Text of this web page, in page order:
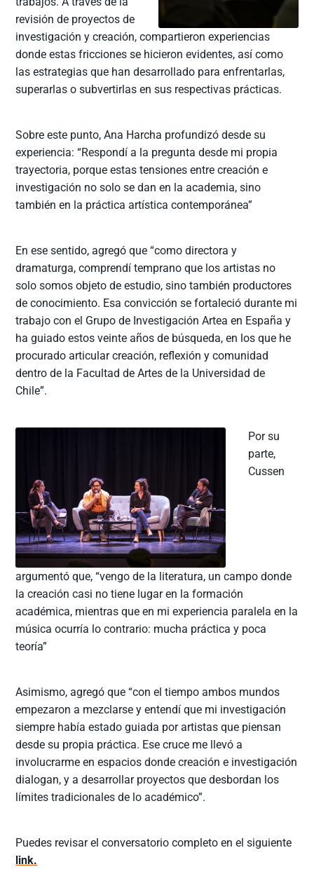
revisión de proyectos de
investigación y creación, compartieron experiencias
donde estas fricciones se hicieron evidentes, así como
las estrategias que han desarrollado para enfrentarlas,
superarlas o subvertirlas en sus respectivas prácticas.
Sobre este punto, Ana Harcha profundizó desde su
experiencia: “Respondí a la pregunta desde mi propia
trayectoria, porque estas tensiones entre creación e
investigación no solo se dan en la academia, sino
también en la práctica artística contemporánea”
En ese sentido, agregó que “como directora y
dramaturga, comprendí temprano que los artistas no
solo somos objeto de estudio, sino también productores
de conocimiento. Esa convicción se fortaleció durante mi
trabajo con el Grupo de Investigación Artea en España y
ha guiado estos veinte años de búsqueda, en los que he
procurado articular creación, reflexión y comunidad
dentro de la Facultad de Artes de la Universidad de
Chile”.
Por su
parte,
Cussen
argumentó que, “vengo de la literatura, un campo donde
la creación casi no tiene lugar en la formación
académica, mientras que en mi experiencia paralela en la
música ocurría lo contrario: mucha práctica y poca
teoría”
Asimismo, agregó que “con el tiempo ambos mundos
empezaron a mezclarse y entendí que mi investigación
siempre había estado guiada por artistas que piensan
desde su propia práctica. Ese cruce me llevó a
involucrarme en espacios donde creación e investigación
dialogan, y a desarrollar proyectos que desbordan los
límites tradicionales de lo académico”.
Puedes revisar el conversatorio completo en el siguiente
link.